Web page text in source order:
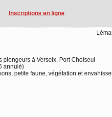
Inscriptions en ligne
à Versoix, Port Choiseul
annulé)
petite faune, végétation et